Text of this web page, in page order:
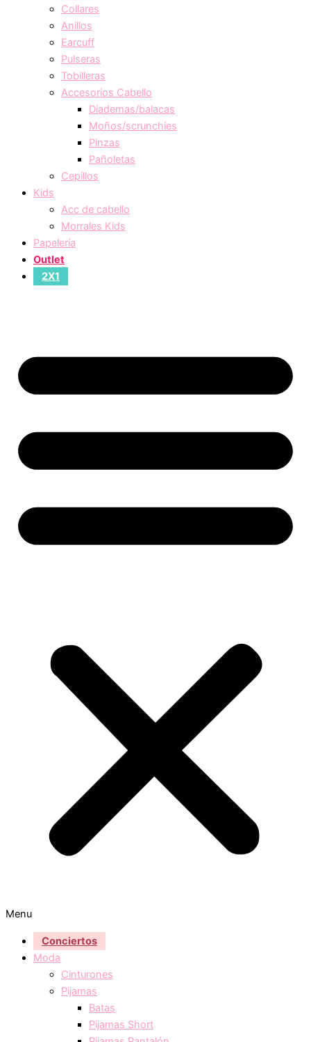
Collares
Anillos
Earcuff
Pulseras
Tobilleras
Accesorios Cabello
Diademas/balacas
Moños/scrunchies
Pinzas
Pañoletas
Cepillos
Kids
Acc de cabello
Morrales Kids
Papelería
Outlet
2X1
Menu
Conciertos
Moda
Cinturones
Pijamas
Batas
Pijamas Short